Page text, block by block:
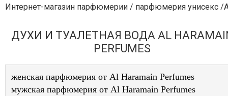
УХОД ЗА ТЕЛОМ
ДЕКОРАТИВНАЯ КОСМЕТИКА
Интернет-магазин парфюмерии / парфюмерия унисекс /Al
ДУХИ И ТУАЛЕТНАЯ ВОДА AL
PERFUMES
женская парфюмерия от Al Haramain Perfumes
мужская парфюмерия от Al Haramain Perfumes